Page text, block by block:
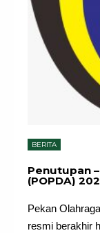
BERITA
Penutupan
(POPDA)
Pekan
resmi berakhir